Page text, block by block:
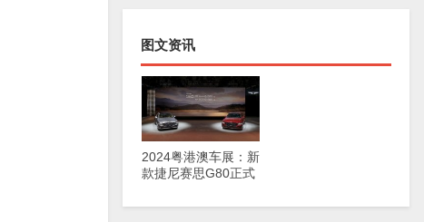
图文资讯
2024粤港澳车展：新
款捷尼赛思G80正式